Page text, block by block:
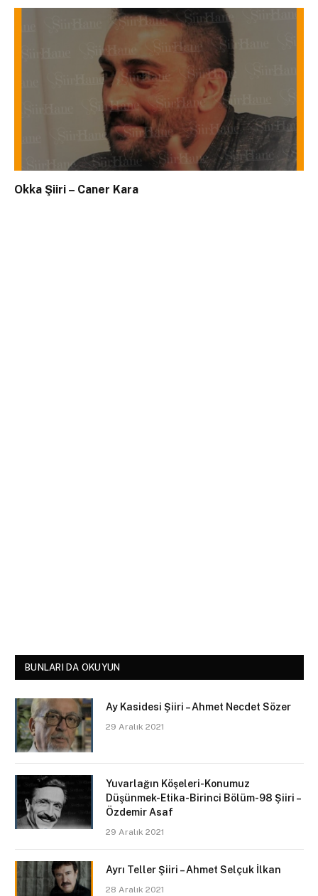
Okka Şiiri – Caner Kara
BUNLARI DA OKUYUN
Ay Kasidesi Şiiri – Ahmet Necdet Sözer
29 Aralık 2021
Yuvarlağın Köşeleri-Konumuz
Düşünmek-Etika-Birinci Bölüm-98 Şiiri –
Özdemir Asaf
29 Aralık 2021
Ayrı Teller Şiiri – Ahmet Selçuk İlkan
28 Aralık 2021